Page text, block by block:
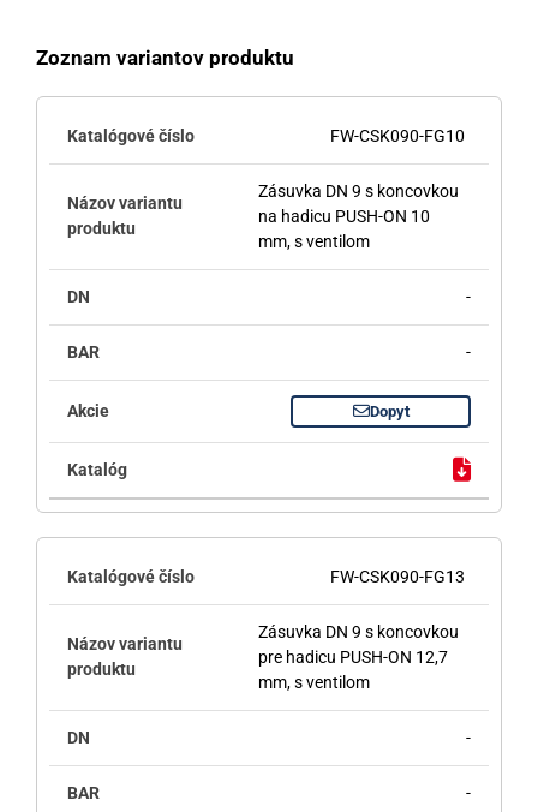
Zoznam variantov produktu
FW-CSK090-FG10
Zásuvka DN 9 s koncovkou
na hadicu PUSH-ON 10
mm, s ventilom
-
-
Dopyt
FW-CSK090-FG13
Zásuvka DN 9 s koncovkou
pre hadicu PUSH-ON 12,7
mm, s ventilom
-
-